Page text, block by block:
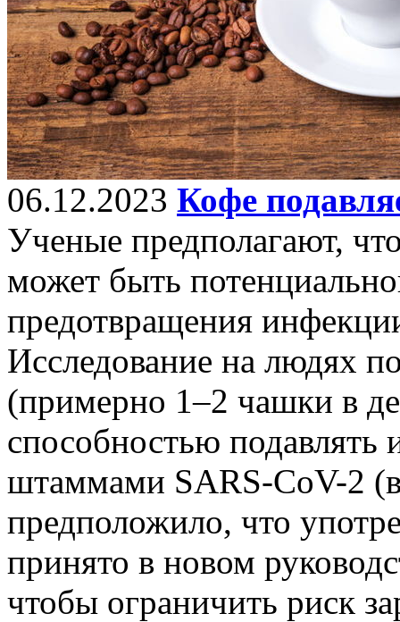
06.12.2023 Кофе
Ученые предполагают,
может быть
предотвращения
Исследование на людях
(примерно 1–2 чашки в
способностью
штаммами SARS-CoV-2
предположило, что
принято в новом
чтобы ограничить риск